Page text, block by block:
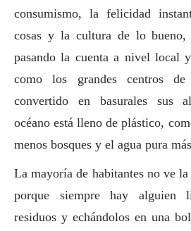
consumismo, la felicidad
cosas y la cultura de lo
pasando la cuenta a nivel local
como los grandes centros
convertido en basurales sus
océano está lleno de plástico,
menos bosques y el agua pura
La mayoría de habitantes no ve
porque siempre hay alguien
residuos y echándolos en una